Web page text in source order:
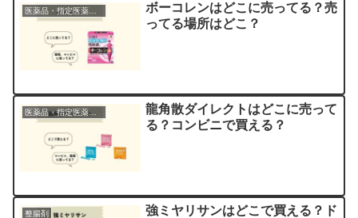
医薬品・指定医薬部外品
ボーコレンはどこに売ってる？売
ってる場所はどこ？
医薬品・指定医薬部外品
龍角散ダイレクトはどこに売って
る？コンビニで買える？
整腸剤
強ミヤリサンはどこで買える？ド